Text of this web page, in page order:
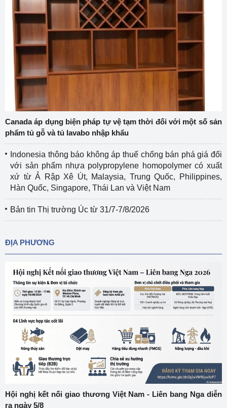
Canada áp dụng biện pháp tự vệ tạm thời đối với một số sản
phẩm tủ gỗ và tủ lavabo nhập khẩu
Indonesia thông báo không áp thuế chống bán phá giá đối
với sản phẩm nhựa polypropylene homopolymer có xuất
xứ từ Ả Rập Xê Út, Malaysia, Trung Quốc, Philippines,
Hàn Quốc, Singapore, Thái Lan và Việt Nam
Bản tin Thị trường Úc từ 31/7-7/8/2026
ĐỊA PHƯƠNG
Hội nghị kết nối giao thương Việt Nam - Liên bang Nga diễn
ra ngày 5/8